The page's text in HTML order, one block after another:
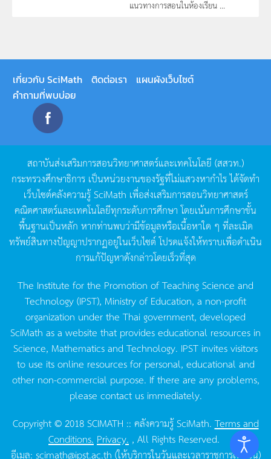
แนวทางการสอนในห้องเรียน ...
เกี่ยวกับ SciMath ติดต่อเรา
แผนผังเว็บไซต์
คำถามที่พบบ่อย
สถาบันส่งเสริมการสอนวิทยาศาสตร์และเทคโนโลยี (สสวท.)
กระทรวงศึกษาธิการ เป็นหน่วยงานของรัฐที่ไม่แสวงหากำไรได้จัดทำ
เว็บไซต์คลังความรู้SciMath เพื่อส่งเสริมการสอนวิทยาศาสตร์
คณิตศาสตร์และเทคโนโลยีทุกระดับการศึกษา โดยเน้นการศึกษาขั้น
พื้นฐานเป็นหลัก หากท่านพบว่ามีข้อมูลหรือเนื้อหาใด ๆ ที่ละเมิด
ทรัพย์สินทางปัญญาปรากฏอยู่ในเว็บไซต์โปรดแจ้งให้ทราบเพื่อดำเนิน
การแก้ปัญหาดังกล่าวโดยเร็วที่สุด
The Institute for the Promotion of Teaching Science and
Technology (IPST), Ministry of Education, a non-profit
organization under the Thai government, developed
SciMath as a website that provides educational resources in
Science, Mathematics and Technology. IPST invites visitors
to use its online resources for personal, educational and
other non-commercial purpose. If there are any problems,
please contact us immediately.
Copyright © 2018 SCIMATH :: คลังความรู้ SciMath.Terms and
Conditions. Privacy. , All Rights Reserved.
อีเมล: scimath@ipst.ac.th (ให้บริการในวันและเวลาราชการเท่านั้น)